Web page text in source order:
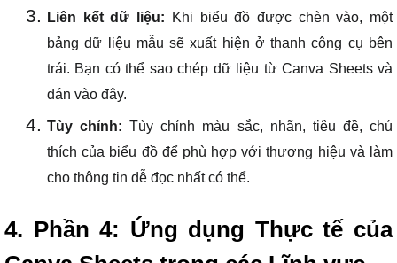
Liên kết dữ liệu: Khi biểu đồ được chèn vào, một
bảng dữ liệu mẫu sẽ xuất hiện ở thanh công cụ bên
trái. Bạn có thể sao chép dữ liệu từ Canva Sheets và
dán vào đây.
Tùy chỉnh: Tùy chỉnh màu sắc, nhãn, tiêu đề, chú
thích của biểu đồ để phù hợp với thương hiệu và làm
cho thông tin dễ đọc nhất có thể.
4. Phần 4: Ứng dụng Thực tế của